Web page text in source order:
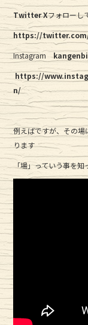
TwitterXフォローし
https://
Instagram
https://
n/
例えばですが、その
ります
「場」っていう事を知